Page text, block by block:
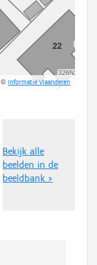
©Informatie Vlaanderen
Bekijk alle
beelden in de
beeldbank >